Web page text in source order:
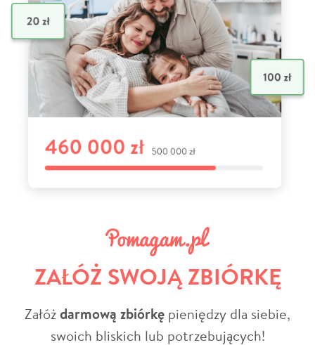
ZAŁÓŻ SWOJĄ ZBIÓRKĘ
Załóżdarmową zbiórkę pieniędzy dla siebie,
swoich bliskich lub potrzebujących!